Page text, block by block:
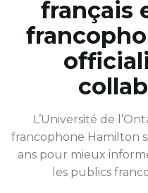
français
L’Université de
francophone Hamilton
ans pour mieux
les publics